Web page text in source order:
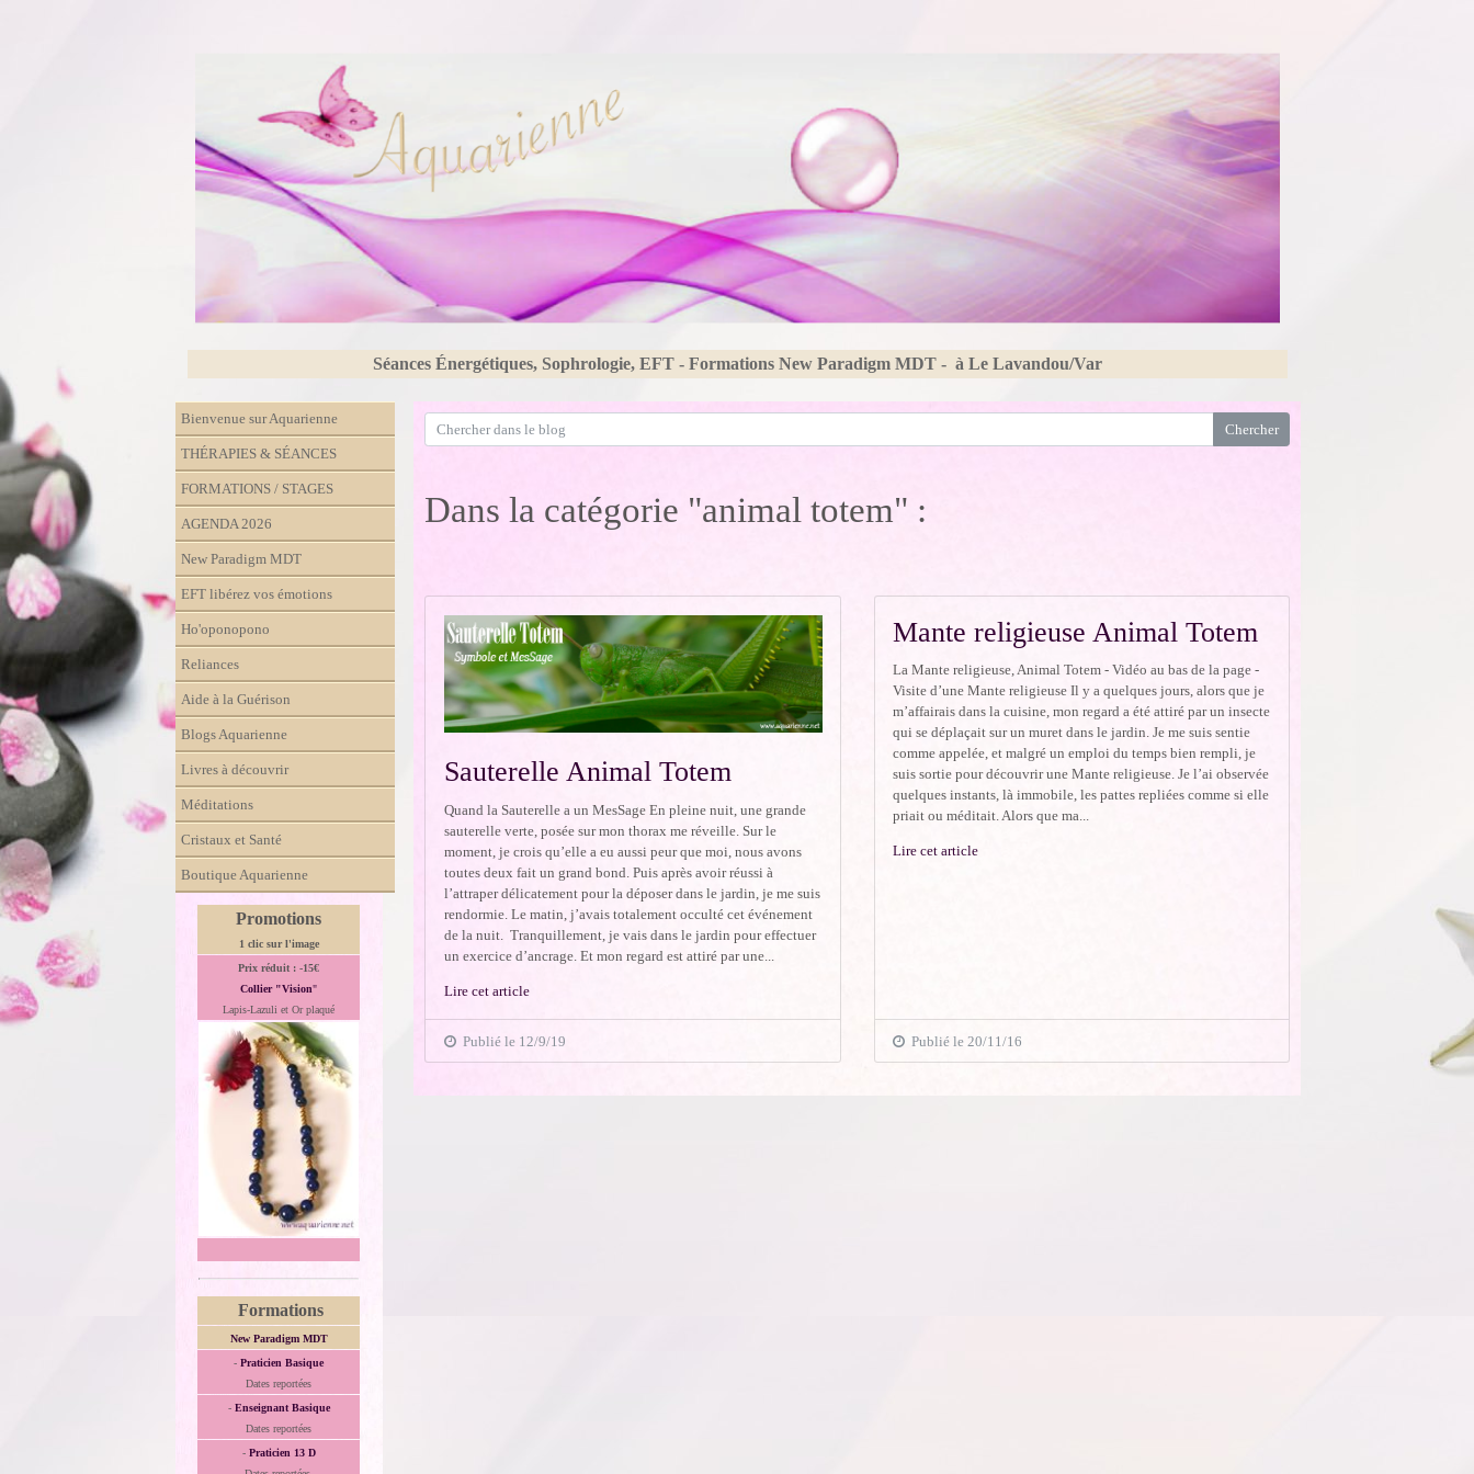
Séances Énergétiques, Sophrologie, EFT - Formations New Paradigm MDT - à Le Lavandou/Var
Bienvenue sur Aquarienne
THÉRAPIES & SÉANCES
FORMATIONS / STAGES
AGENDA 2026
New Paradigm MDT
EFT libérez vos émotions
Ho'oponopono
Reliances
Aide à la Guérison
Blogs Aquarienne
Livres à découvrir
Méditations
Cristaux et Santé
Boutique Aquarienne
Promotions
1 clic sur l'image
Prix réduit : -15€
Collier "Vision"
Lapis-Lazuli et Or plaqué
Formations
New Paradigm MDT
-Praticien Basique
Dates reportées
- Enseignant Basique
Dates reportées
- Praticien 13 D
Dans la catégorie "animal totem" :
Sauterelle Animal Totem
Quand la Sauterelle a un MesSage En pleine nuit, une grande
sauterelle verte, posée sur mon thorax me réveille. Sur le
moment, je crois qu’elle a eu aussi peur que moi, nous avons
toutes deux fait un grand bond. Puis après avoir réussi à
l’attraper délicatement pour la déposer dans le jardin, je me suis
rendormie. Le matin, j’avais totalement occulté cet événement
de la nuit. Tranquillement, je vais dans le jardin pour effectuer
un exercice d’ancrage. Et mon regard est attiré par une...
Lire cet article
Publié le 12/9/19
Mante religieuse Animal Totem
La Mante religieuse, Animal Totem - Vidéo au bas de la page -
Visite d’une Mante religieuse Il y a quelques jours, alors que je
m’affairais dans la cuisine, mon regard a été attiré par un insecte
qui se déplaçait sur un muret dans le jardin. Je me suis sentie
comme appelée, et malgré un emploi du temps bien rempli, je
suis sortie pour découvrir une Mante religieuse. Je l’ai observée
quelques instants, là immobile, les pattes repliées comme si elle
priait ou méditait. Alors que ma...
Lire cet article
Publié le 20/11/16